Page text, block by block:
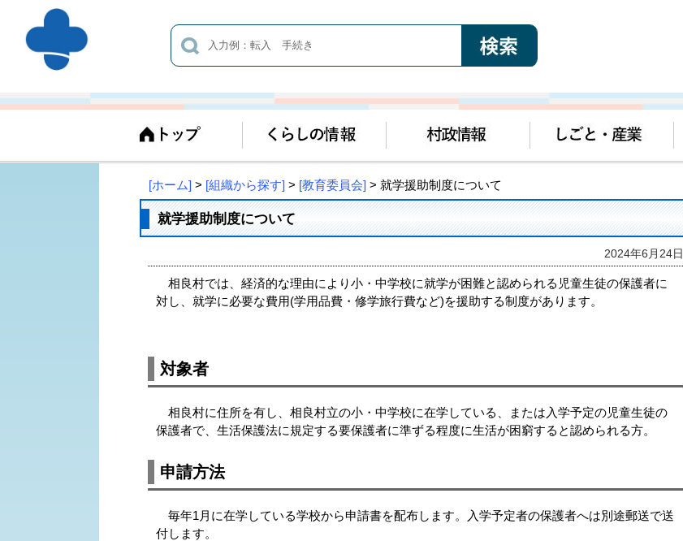
[ホーム] > [組織から探す] > [教育委員会] > 就学援助制度について
就学援助制度について
2024年6月24日
相良村では、経済的な理由により小・中学校に就学が困難と認められる児童生徒の保護者に
対し、就学に必要な費用(学用品費・修学旅行費など)を援助する制度があります。
対象者
相良村に住所を有し、相良村立の小・中学校に在学している、または入学予定の児童生徒の
保護者で、生活保護法に規定する要保護者に準ずる程度に生活が困窮すると認められる方。
申請方法
毎年1月に在学している学校から申請書を配布します。入学予定者の保護者へは別途郵送で送
付します。